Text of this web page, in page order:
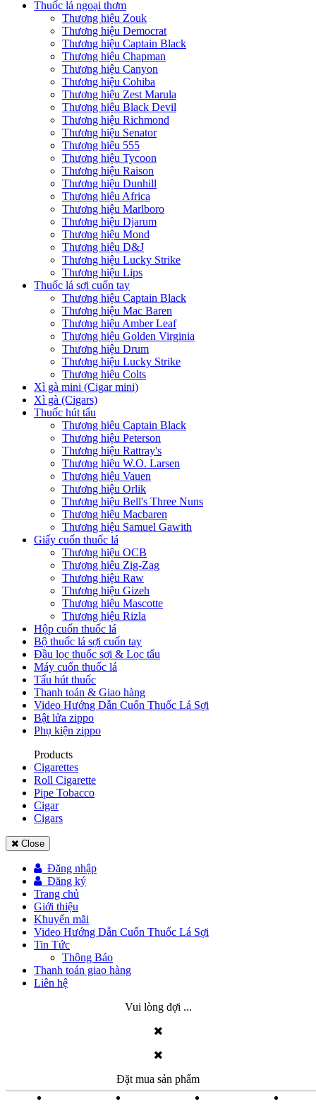
Thuốc lá ngoại thơm
Thương hiệu Zouk
Thương hiệu Democrat
Thương hiệu Captain Black
Thương hiệu Chapman
Thương hiệu Canyon
Thương hiệu Cohiba
Thương hiệu Zest Marula
Thương hiệu Black Devil
Thương hiệu Richmond
Thương hiệu Senator
Thương hiệu 555
Thương hiệu Tycoon
Thương hiệu Raison
Thương hiệu Dunhill
Thương hiệu Africa
Thương hiệu Marlboro
Thương hiệu Djarum
Thương hiệu Mond
Thương hiệu D&J
Thương hiệu Lucky Strike
Thương hiệu Lips
Thuốc lá sợi cuốn tay
Thương hiệu Captain Black
Thương hiệu Mac Baren
Thương hiệu Amber Leaf
Thương hiệu Golden Virginia
Thương hiệu Drum
Thương hiệu Lucky Strike
Thương hiệu Colts
Xì gà mini (Cigar mini)
Xì gà (Cigars)
Thuốc hút tẩu
Thương hiệu Captain Black
Thương hiệu Peterson
Thương hiệu Rattray's
Thương hiệu W.O. Larsen
Thương hiệu Vauen
Thương hiệu Orlik
Thương hiệu Bell's Three Nuns
Thương hiệu Macbaren
Thương hiệu Samuel Gawith
Giấy cuốn thuốc lá
Thương hiệu OCB
Thương hiệu Zig-Zag
Thương hiệu Raw
Thương hiệu Gizeh
Thương hiệu Mascotte
Thương hiệu Rizla
Hộp cuốn thuốc lá
Bộ thuốc lá sợi cuốn tay
Đầu lọc thuốc sợi & Lọc tẩu
Máy cuốn thuốc lá
Tẩu hút thuốc
Thanh toán & Giao hàng
Video Hướng Dẫn Cuốn Thuốc Lá Sợi
Bật lửa zippo
Phụ kiện zippo
Products
Cigarettes
Roll Cigarette
Pipe Tobacco
Cigar
Cigars
Close
Đăng nhập
Đăng ký
Trang chủ
Giới thiệu
Khuyến mãi
Video Hướng Dẫn Cuốn Thuốc Lá Sợi
Tin Tức
Thông Báo
Thanh toán giao hàng
Liên hệ
Vui lòng đợi ...
Đặt mua sản phẩm